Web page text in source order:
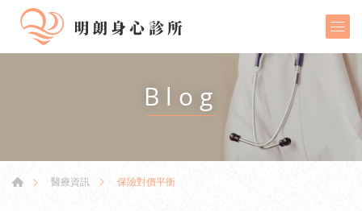
Blog
醫療資訊 保險對價平衡